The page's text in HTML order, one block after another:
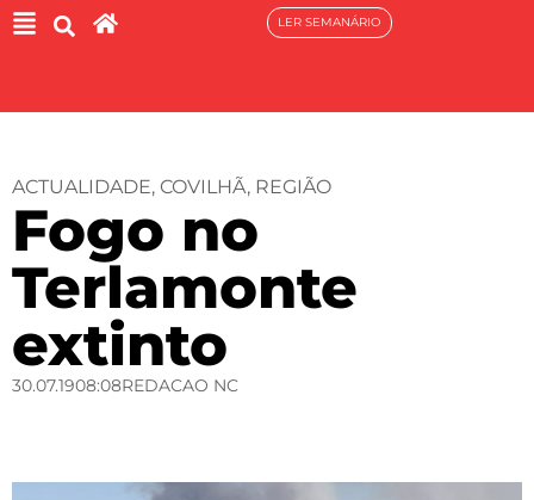
LER SEMANÁRIO
ACTUALIDADE, COVILHÃ, REGIÃO
Fogo no
Terlamonte
extinto
30.07.1908:08REDACAO NC